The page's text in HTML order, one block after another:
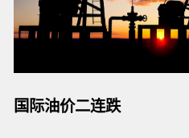
国际油价二连跌